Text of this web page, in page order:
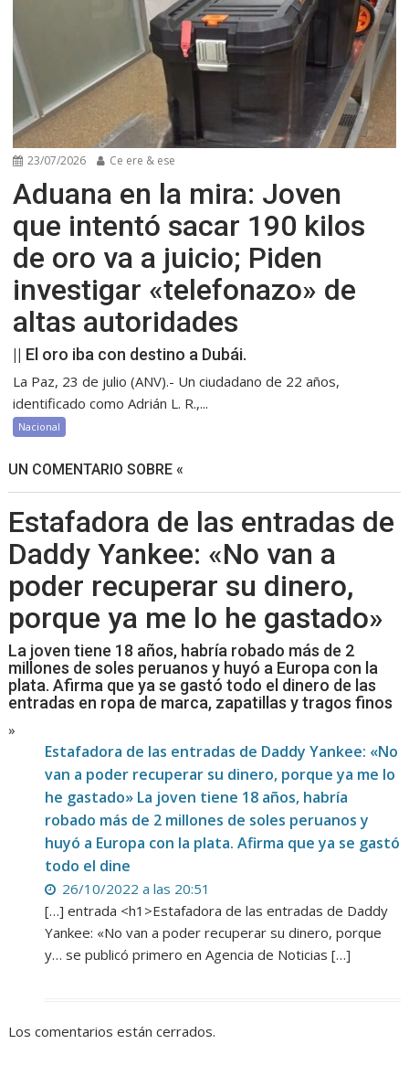
23/07/2026 Ce ere & ese
Aduana en la mira: Joven
que intentó sacar 190 kilos
de oro va a juicio; Piden
investigar «telefonazo» de
altas autoridades
|| El oro iba con destino a Dubái.
La Paz, 23 de julio (ANV).- Un ciudadano de 22 años,
identificado como Adrián L. R.,...
Nacional
UN COMENTARIO SOBRE «
Estafadora de las entradas de
Daddy Yankee: «No van a
poder recuperar su dinero,
porque ya me lo he gastado»
La joven tiene 18 años, habría robado más de 2
millones de soles peruanos y huyó a Europa con la
plata. Afirma que ya se gastó todo el dinero de las
entradas en ropa de marca, zapatillas y tragos finos
»
Estafadora de las entradas de Daddy Yankee: «No
van a poder recuperar su dinero, porque ya me lo
he gastado» La joven tiene 18 años, habría
robado más de 2 millones de soles peruanos y
huyó a Europa con la plata. Afirma que ya se gastó
todo el dine
26/10/2022 a las 20:51
[…] entrada <h1>Estafadora de las entradas de Daddy
Yankee: «No van a poder recuperar su dinero, porque
y… se publicó primero en Agencia de Noticias […]
Los comentarios están cerrados.